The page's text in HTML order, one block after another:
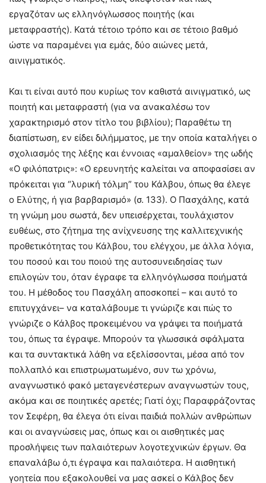
εργαζόταν ως ελληνόγλωσσος ποιητής (και
μεταφραστής). Κατά τέτοιο τρόπο και σε τέτοιο βαθμό
ώστε να παραμένει για εμάς, δύο αιώνες μετά,
αινιγματικός.
Και τι είναι αυτό που κυρίως τον καθιστά αινιγματικό, ως
ποιητή και μεταφραστή (για να ανακαλέσω τον
χαρακτηρισμό στον τίτλο του βιβλίου); Παραθέτω τη
διαπίστωση, εν είδει διλήμματος, με την οποία καταλήγει ο
σχολιασμός της λέξης και έννοιας «αμαλθείον» της ωδής
«Ο φιλόπατρις»: «Ο ερευνητής καλείται να αποφασίσει αν
πρόκειται για “λυρική τόλμη” του Κάλβου, όπως θα έλεγε
ο Ελύτης, ή για βαρβαρισμό» (σ. 133). Ο Πασχάλης, κατά
τη γνώμη μου σωστά, δεν υπεισέρχεται, τουλάχιστον
ευθέως, στο ζήτημα της ανίχνευσης της καλλιτεχνικής
προθετικότητας του Κάλβου, του ελέγχου, με άλλα λόγια,
του ποσού και του ποιού της αυτοσυνειδησίας των
επιλογών του, όταν έγραφε τα ελληνόγλωσσα ποιήματά
του. Η μέθοδος του Πασχάλη αποσκοπεί – και αυτό το
επιτυγχάνει– να καταλάβουμε τι γνώριζε και πώς το
γνώριζε ο Κάλβος προκειμένου να γράψει τα ποιήματά
του, όπως τα έγραψε. Μπορούν τα γλωσσικά σφάλματα
και τα συντακτικά λάθη να εξελίσσονται, μέσα από τον
πολλαπλό και επιστρωματωμένο, συν τω χρόνω,
αναγνωστικό φακό μεταγενέστερων αναγνωστών τους,
ακόμα και σε ποιητικές αρετές; Γιατί όχι; Παραφράζοντας
τον Σεφέρη, θα έλεγα ότι είναι παιδιά πολλών ανθρώπων
και οι αναγνώσεις μας, όπως και οι αισθητικές μας
προσλήψεις των παλαιότερων λογοτεχνικών έργων. Θα
επαναλάβω ό,τι έγραψα και παλαιότερα. Η αισθητική
γοητεία που εξακολουθεί να μας ασκεί ο Κάλβος δεν